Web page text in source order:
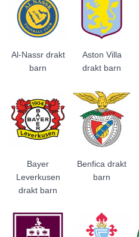
Al-Nassr drakt
barn
Aston Villa
drakt barn
Bayer
Leverkusen
drakt barn
Benfica drakt
barn